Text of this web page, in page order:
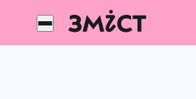
Перейти